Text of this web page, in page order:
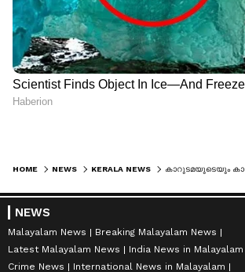
HOME NEWS KERALA NEWS
NEWS
Malayalam News
Breaking Malayalam News
Latest Malayalam News
India News in Malayalam
Crime News
International News in Malayalam